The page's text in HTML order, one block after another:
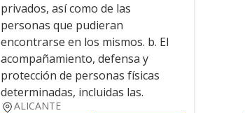
privados, así como de las
personas que pudieran
encontrarse en los mismos. b. El
acompañamiento, defensa y
protección de personas físicas
determinadas, incluidas las.
ALICANTE